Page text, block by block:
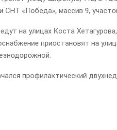
СНТ «Победа», массив 9,
на улицах Коста
приостановят на
профилактический